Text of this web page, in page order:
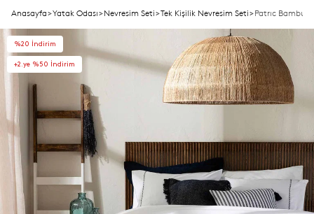
Anasayfa>Yatak Odası>Nevresim Seti>Tek Kişilik Nevresim Seti>Patrıc Bambu
%20 İndirim
+2.ye %50 İndirim